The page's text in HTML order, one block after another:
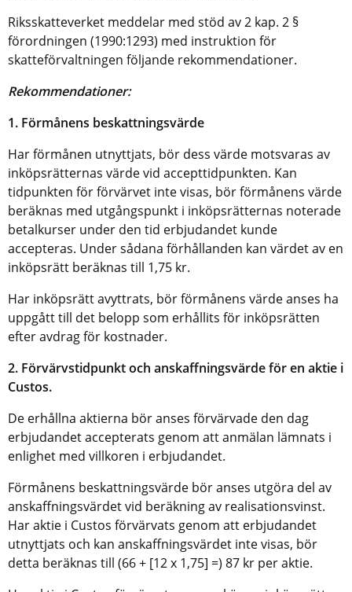
Riksskatteverket meddelar med stöd av 2 kap. 2 §
förordningen (1990:1293) med instruktion för
skatteförvaltningen följande rekommendationer.
Rekommendationer:
1. Förmånens beskattningsvärde
Har förmånen utnyttjats, bör dess värde motsvaras av
inköpsrätternas värde vid accepttidpunkten. Kan
tidpunkten för förvärvet inte visas, bör förmånens värde
beräknas med utgångspunkt i inköpsrätternas noterade
betalkurser under den tid erbjudandet kunde
accepteras. Under sådana förhållanden kan värdet av en
inköpsrätt beräknas till 1,75 kr.
Har inköpsrätt avyttrats, bör förmånens värde anses ha
uppgått till det belopp som erhållits för inköpsrätten
efter avdrag för kostnader.
2. Förvärvstidpunkt och anskaffningsvärde för en aktie i
Custos.
De erhållna aktierna bör anses förvärvade den dag
erbjudandet accepterats genom att anmälan lämnats i
enlighet med villkoren i erbjudandet.
Förmånens beskattningsvärde bör anses utgöra del av
anskaffningsvärdet vid beräkning av realisationsvinst.
Har aktie i Custos förvärvats genom att erbjudandet
utnyttjats och kan anskaffningsvärdet inte visas, bör
detta beräknas till (66 + [12 x 1,75] =) 87 kr per aktie.